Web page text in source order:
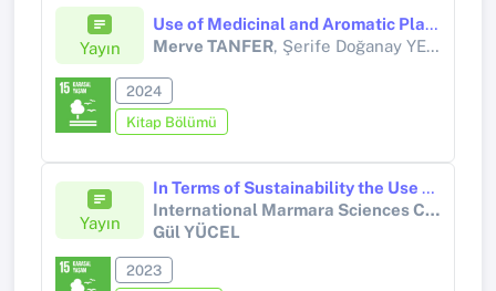
Yayın
Use of Medicinal and Aromatic Plants of Balıkesir Province in Landscape Designs
Merve TANFER, Şerife Doğanay YENER
2024
Kitap Bölümü
Yayın
In Terms of Sustainability the Use of Natural Plants and Their Evaluation As Ornamental Plants
International Marmara Sciences Congress
Gül YÜCEL
2023